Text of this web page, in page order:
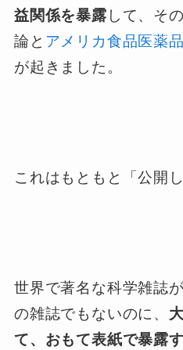
益関係を暴露 して、そ
論と アメリカ食品医薬
が起きました。
これはもともと「公開
世界で著名な科学雑誌
の雑誌でもないのに、
て、おもて表紙で暴露